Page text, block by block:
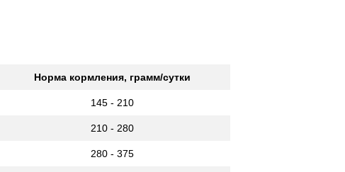
Норма кормления, грамм/сутки
145 - 210
210 - 280
280 - 375